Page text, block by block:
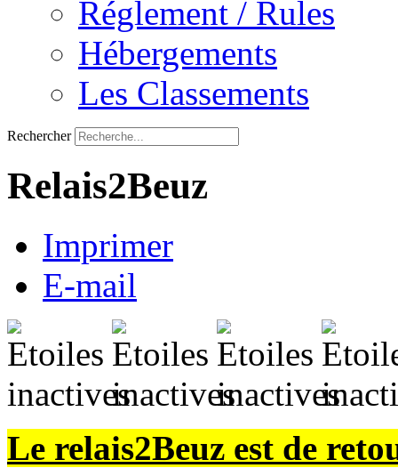
Réglement / Rules
Hébergements
Les Classements
Rechercher
Relais2Beuz
Imprimer
E-mail
Le relais2Beuz est de